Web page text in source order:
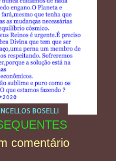
BOSELLI
comentário